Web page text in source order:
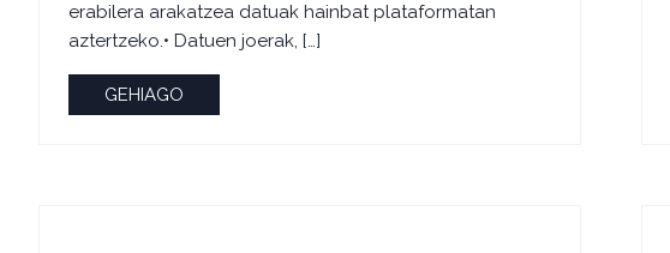
erabilera arakatzea datuak hainbat plataformatan
aztertzeko.• Datuen joerak, […]
GEHIAGO